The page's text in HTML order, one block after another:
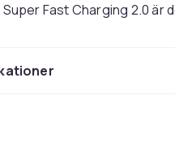
Fast Charging 2.0 är